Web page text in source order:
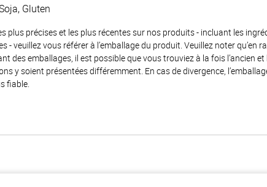
Gluten
plus précises et les plus récentes sur nos produits - incluant les
- veuillez vous référer à l’emballage du produit. Veuillez noter qu’en
des emballages, il est possible que vous trouviez à la fois l’ancien
y soient présentées différemment. En cas de divergence,
fiable.